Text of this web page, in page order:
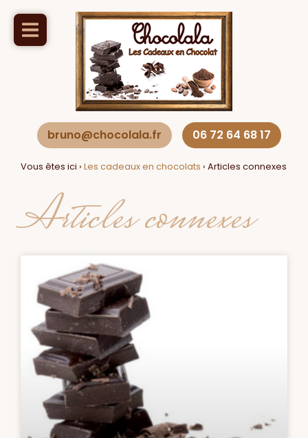
bruno@chocolala.fr 06 72 64 68 17
Vous êtes ici › Les cadeaux en chocolats › Articles connexes
Articles connexes